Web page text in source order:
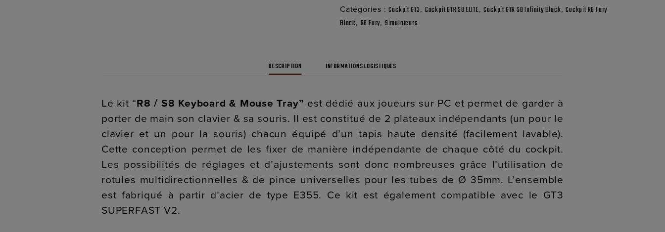
Catégories :Cockpit GT3, Cockpit GTR S8 ELITE,Cockpit GTR S8 Infinity Black,Cockpit R8 Fury
Black, R8 Fury, Simulateurs
DESCRIPTION INFORMATIONS LOGISTIQUES
Le kit “R8 / S8 Keyboard & Mouse Tray” est dédié aux joueurs sur PC et permet de garder à
porter de main son clavier & sa souris. Il est constitué de 2 plateaux indépendants (un pour le
clavier et un pour la souris) chacun équipé d’un tapis haute densité (facilement lavable).
Cette conception permet de les fixer de manière indépendante de chaque côté du cockpit.
Les possibilités de réglages et d’ajustements sont donc nombreuses grâce l’utilisation de
rotules multidirectionnelles & de pince universelles pour les tubes de Ø 35mm. L’ensemble
est fabriqué à partir d’acier de type E355. Ce kit est également compatible avec le GT3
SUPERFAST V2.